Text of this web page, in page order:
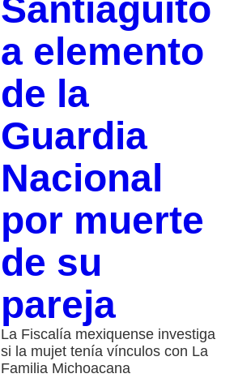
Santiaguito
a elemento
de la
Guardia
Nacional
por muerte
de su
pareja
La Fiscalía mexiquense investiga
si la mujet tenía vínculos con La
Familia Michoacana